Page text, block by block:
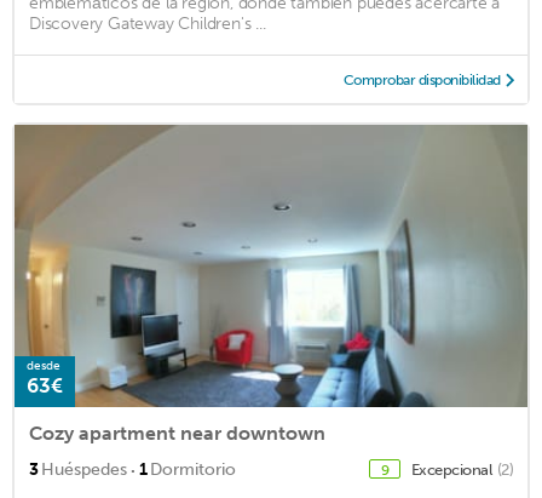
Discovery Gateway Children's ...
Comprobar disponibilidad
desde
63€
Cozy apartment near downtown
3Huéspedes · 1Dormitorio 9 Excepcional (2)